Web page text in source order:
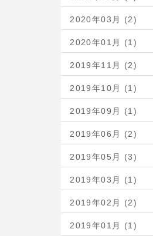
2020年03月 (2)
2020年01月 (1)
2019年11月 (2)
2019年10月 (1)
2019年09月 (1)
2019年06月 (2)
2019年05月 (3)
2019年03月 (1)
2019年02月 (2)
2019年01月 (1)